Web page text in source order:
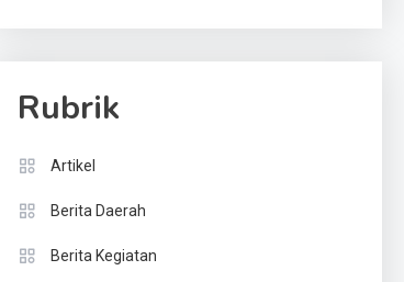
Rubrik
Artikel
Berita Daerah
Berita Kegiatan